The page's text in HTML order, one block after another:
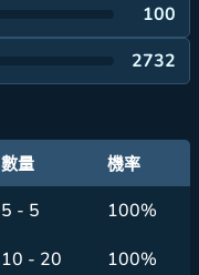
100
2732
數量 機率
5 - 5 100%
10 - 20 100%